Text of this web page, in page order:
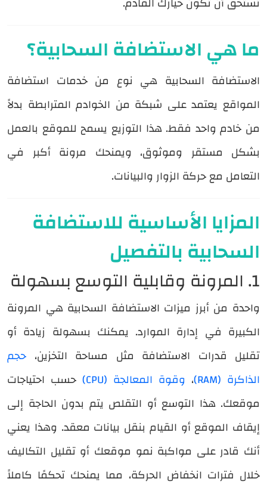
ما هي الاستضافة السحابية؟
الاستضافة السحابية هي نوع من خدمات استضافة
المواقع يعتمد على شبكة من الخوادم المترابطة بدلاً
من خادم واحد فقط. هذا التوزيع يسمح للموقع بالعمل
بشكل مستقر وموثوق، ويمنحك مرونة أكبر في
التعامل مع حركة الزوار والبيانات.
المزايا الأساسية للاستضافة
السحابية بالتفصيل
1. المرونة وقابلية التوسع بسهولة
واحدة من أبرز ميزات الاستضافة السحابية هي المرونة
الكبيرة في إدارة الموارد. يمكنك بسهولة زيادة أو
تقليل قدرات الاستضافة مثل مساحة التخزين، حجم
الذاكرة (RAM)
، وقوة المعالجة (CPU)
حسب احتياجات
موقعك. هذا التوسع أو التقلص يتم بدون الحاجة إلى
إيقاف الموقع أو القيام بنقل بيانات معقد. وهذا يعني
أنك قادر على مواكبة نمو موقعك أو تقليل التكاليف
خلال فترات انخفاض الحركة، مما يمنحك تحكمًا كاملاً